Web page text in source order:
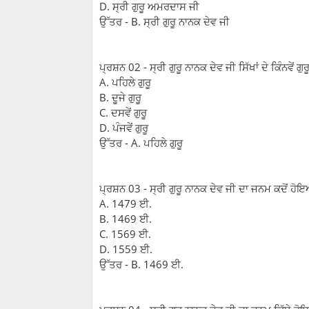
D. ਸ੍ਰੀ ਗੁਰੂ ਅਮਰਦਾਸ ਜੀ
ਉੱਤਰ - B. ਸ੍ਰੀ ਗੁਰੂ ਨਾਨਕ ਦੇਵ ਜੀ
ਪ੍ਰਸ਼ਨ 02 - ਸ੍ਰੀ ਗੁਰੂ ਨਾਨਕ ਦੇਵ ਜੀ ਸਿੱਖਾਂ ਦੇ ਕਿੰਨਵੇਂ
A. ਪਹਿਲੇ ਗੁਰੂ
B. ਦੂਜੇ ਗੁਰੂ
C. ਦਸਵੇਂ ਗੁਰੂ
D. ਪੰਜਵੇਂ ਗੁਰੂ
ਉੱਤਰ - A. ਪਹਿਲੇ ਗੁਰੂ
ਪ੍ਰਸ਼ਨ 03 - ਸ੍ਰੀ ਗੁਰੂ ਨਾਨਕ ਦੇਵ ਜੀ ਦਾ ਜਨਮ ਕਦੋਂ
A. 1479 ਈ.
B. 1469 ਈ.
C. 1569 ਈ.
D. 1559 ਈ.
ਉੱਤਰ - B. 1469 ਈ.